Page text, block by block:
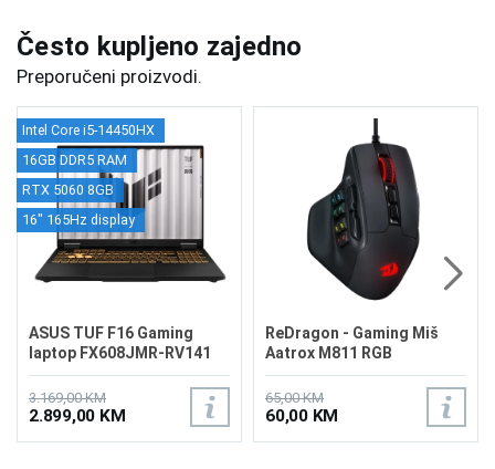
Često kupljeno zajedno
Preporučeni proizvodi.
Intel Core i5-14450HX
16GB DDR5 RAM
RTX 5060 8GB
16" 165Hz display
ASUS TUF F16 Gaming
laptop FX608JMR-RV141
3.169,00 KM
2.899,00 KM
ReDragon - Gaming Miš
Aatrox M811 RGB
65,00 KM
60,00 KM